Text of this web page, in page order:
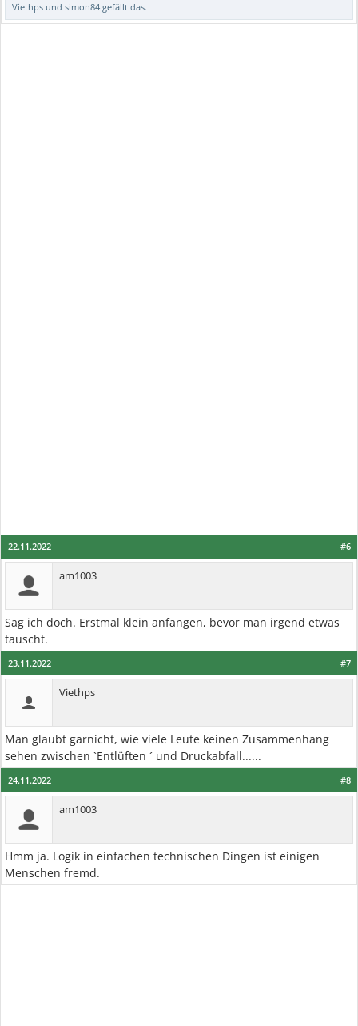
Viethps und simon84 gefällt das.
#6
22.11.2022
am1003
Sag ich doch. Erstmal klein anfangen, bevor man irgend etwas
tauscht.
#7
23.11.2022
Viethps
Man glaubt garnicht, wie viele Leute keinen Zusammenhang
sehen zwischen `Entlüften ´ und Druckabfall......
#8
24.11.2022
am1003
Hmm ja. Logik in einfachen technischen Dingen ist einigen
Menschen fremd.